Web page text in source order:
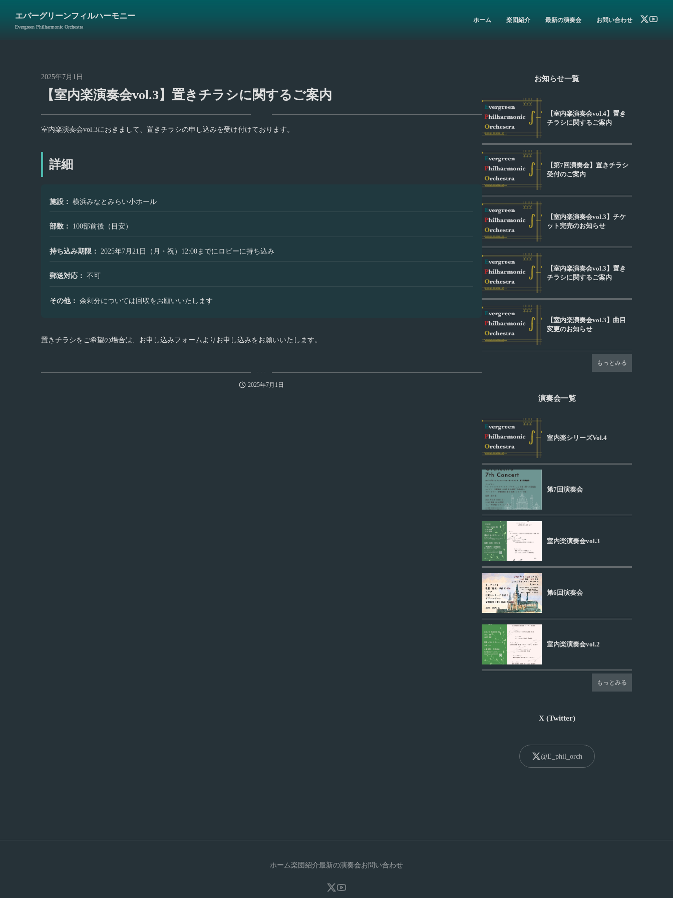
エバーグリーンフィルハーモニー
Evergreen Philharmonic Orchestra
ホーム 楽団紹介 最新の演奏会 お問い合わせ
2025年7月 1 日
【室内楽演奏会vol.3】置きチラシに関するご案内
室内楽演奏会vol.3におきまして、置きチラシの申し込みを受け付けております。
詳細
施設： 横浜みなとみらい小ホール
部数： 100部前後（目安）
持ち込み期限： 2025年7月21日（月・祝）12:00までにロビーに持ち込み
郵送対応： 不可
その他： 余剰分については回収をお願いいたします
置きチラシをご希望の場合は、お申し込みフォームよりお申し込みをお願いいたします。
2025年7月 1 日
お知らせ一覧
【室内楽演奏会vol.4】置き
チラシに関するご案内
【第7回演奏会】置きチラシ
受付のご案内
【室内楽演奏会vol.3】チケ
ット完売のお知らせ
【室内楽演奏会vol.3】置き
チラシに関するご案内
【室内楽演奏会vol.3】曲目
変更のお知らせ
もっとみる
演奏会一覧
室内楽シリーズVol.4
第7回演奏会
室内楽演奏会vol.3
第6回演奏会
室内楽演奏会vol.2
もっとみる
X (Twitter)
@E_phil_orch
ホーム楽団紹介最新の演奏会お問い合わせ